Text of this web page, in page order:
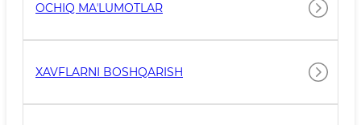
OCHIQ MAʼLUMOTLAR
XAVFLARNI BOSHQARISH